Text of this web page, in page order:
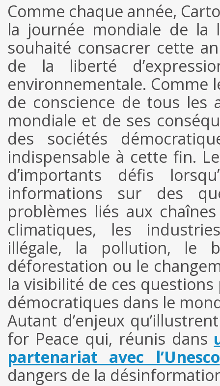
Comme chaque année,
la journée mondiale de la
souhaité consacrer cette
de la liberté
environnementale. Comme
de conscience de tous les
mondiale et de ses
des sociétés
indispensable à cette fin.
d’importants défis
informations sur des
problèmes liés aux
climatiques, les
illégale, la pollution, le
déforestation ou le
la visibilité de ces
démocratiques dans le
Autant d’enjeux
for Peace qui, réunis dans
partenariat avec l’Unesco
dangers de la